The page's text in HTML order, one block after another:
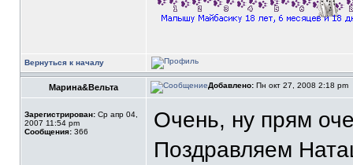
Вернуться к началу
Марина&Вельта Добавлено: Пн окт 27, 2008 2:18 pm
Зарегистрирован: Ср апр 04,
2007 11:54 pm
Сообщения: 366
Очень, ну прям
Поздравляем